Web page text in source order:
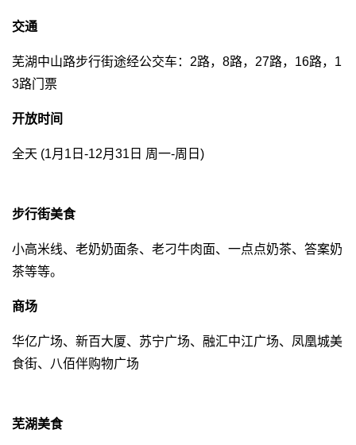
交通
芜湖中山路步行街途经公交车：2路，8路，27路，16路，1
3路门票
开放时间
全天 (1月1日-12月31日 周一-周日)
步行街美食
小高米线、老奶奶面条、老刁牛肉面、一点点奶茶、答案奶
茶等等。
商场
华亿广场、新百大厦、苏宁广场、融汇中江广场、凤凰城美
食街、八佰伴购物广场
芜湖美食